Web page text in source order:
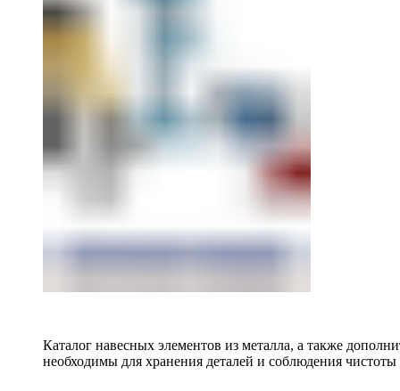
Каталог навесных элементов из металла, а также
необходимы для хранения деталей и соблюдения чистоты